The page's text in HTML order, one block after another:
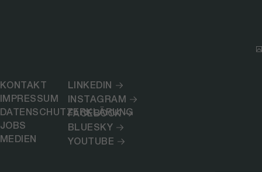
KONTAKT
IMPRESSUM
DATENSCHUTZERKLÄRUNG
JOBS
MEDIEN
LINKEDIN
INSTAGRAM
FACEBOOK
BLUESKY
YOUTUBE